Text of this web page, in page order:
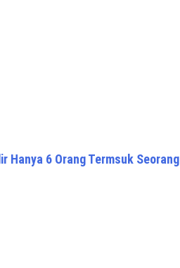
Hanya 6 Orang Termsuk Seorang